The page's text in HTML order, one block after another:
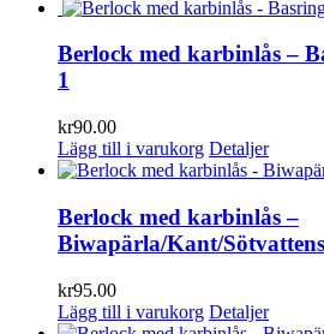
Berlock med karbinlås –
1
kr90.00
Lägg till i varukorg Detaljer
Berlock med karbinlås –
Biwapärla/Kant/
kr95.00
Lägg till i varukorg Detaljer